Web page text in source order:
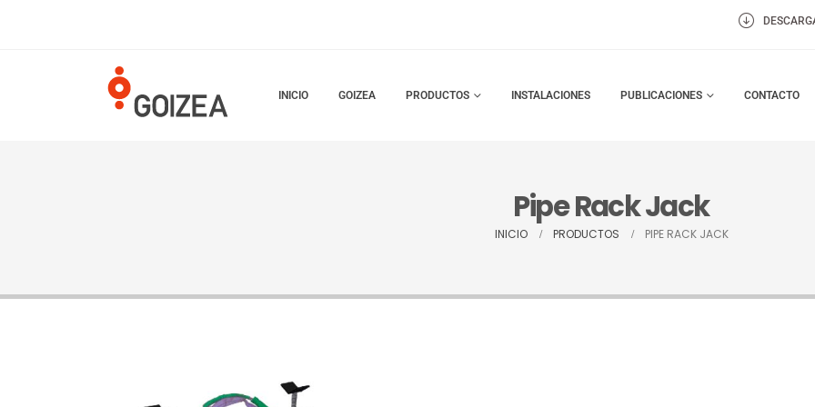
INICIO GOIZEA PRODUCTOS INSTALACIONES PUBLICACIONES CONTACTO
Pipe Rack Jack
INICIO PRODUCTOS PIPE RACK JACK